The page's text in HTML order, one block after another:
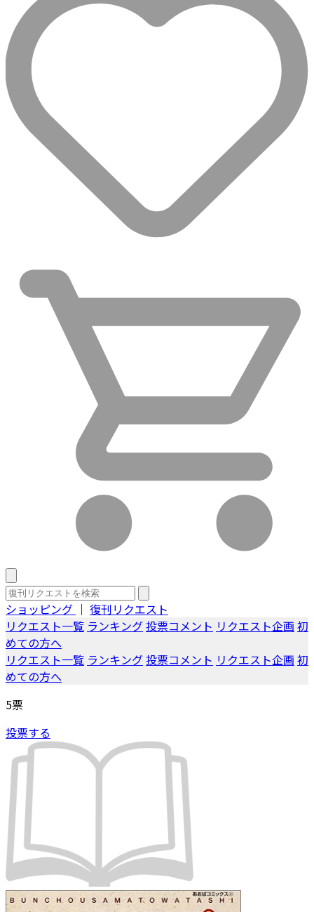
ショッピング ｜ 復刊リクエスト
リクエスト一覧 ランキング投票コメント リクエスト企画 初
めての方へ
リクエスト一覧 ランキング投票コメント リクエスト企画 初
めての方へ
5票
投票する